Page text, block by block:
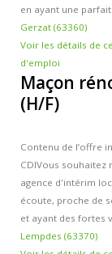
en ayant une
Gerzat (63360)
Voir les détails de
d'emploi
Maçon
(H/F)
Contenu de l’offre
CDIVous souhaitez
agence d'intérim
écoute, proche de
et ayant des fortes
Lempdes (63370)